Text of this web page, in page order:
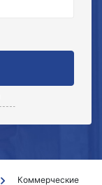
Коммерческие